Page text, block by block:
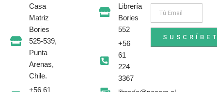
Casa
Matriz
Bories
525-539,
Punta
Arenas,
Chile.
+56 61
Librería
Bories
552
+56
61
224
3367